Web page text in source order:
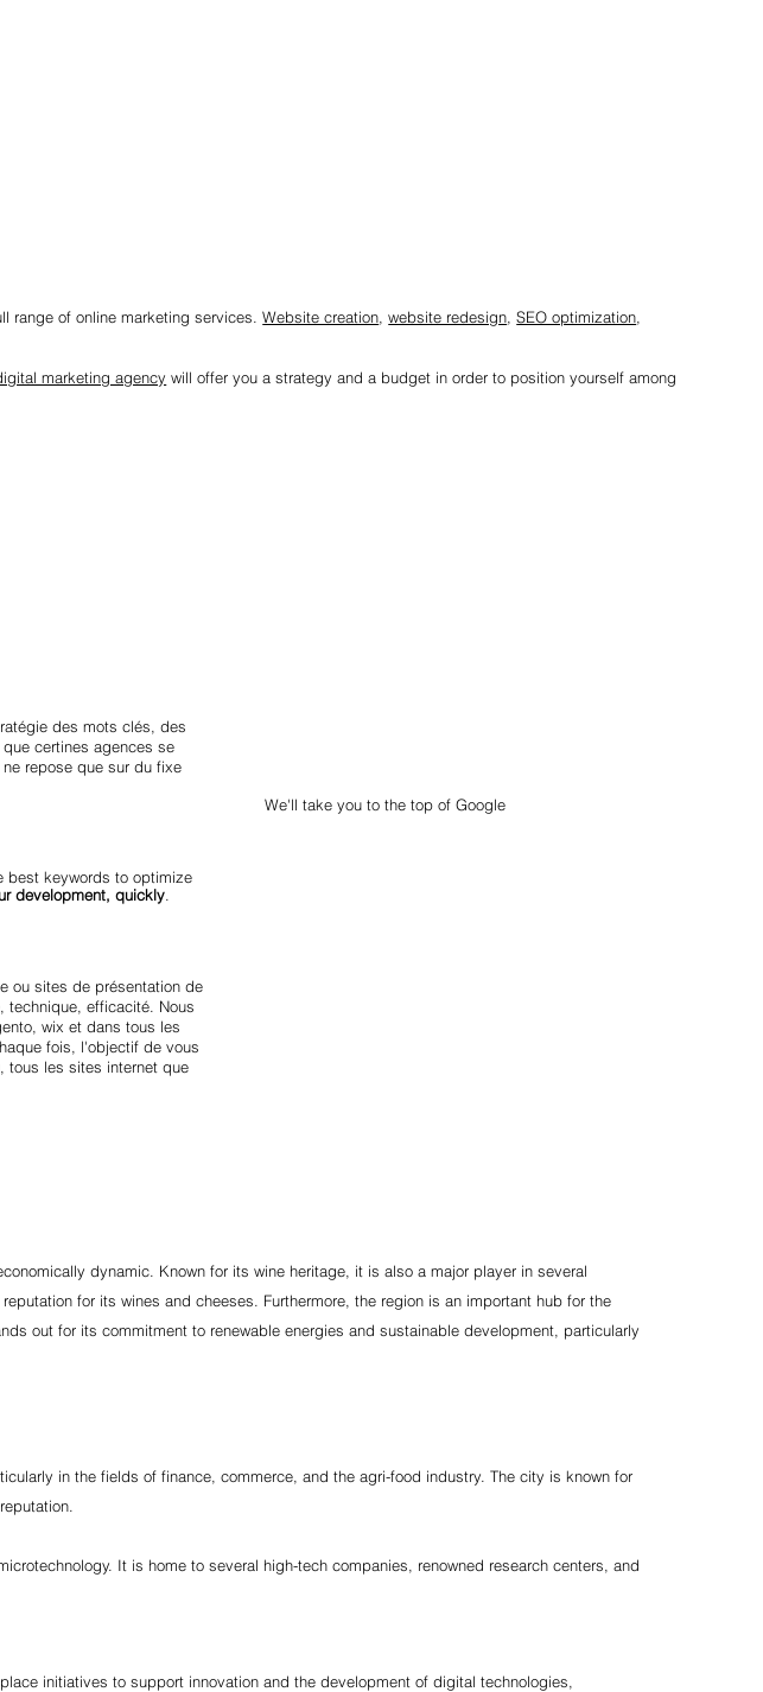
range of online marketing services.Website creation,website redesign,SEO optimization,
marketing agency will offer you a strategy and a budget in order to position yourself among
des mots clés, des
certines agences se
repose que sur du fixe
best keywords to optimize
development, quickly.
ou sites de présentation de
technique, efficacité. Nous
wix et dans tous les
fois, l'objectif de vous
tous les sites internet que
We'll take you to the top of Google
dynamic. Known for its wine heritage, it is also a major player in several
for its wines and cheeses. Furthermore, the region is an important hub for the
out for its commitment to renewable energies and sustainable development, particularly
in the fields of finance, commerce, and the agri-food industry. The city is known for
It is home to several high-tech companies, renowned research centers, and
initiatives to support innovation and the development of digital technologies,